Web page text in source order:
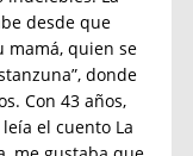
desde que
mamá, quien se
donde
Con 43 años,
el cuento La